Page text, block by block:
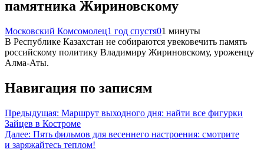
памятника Жириновскому
Московский Комсомолец1 год спустя01 минуты
В Республике Казахстан не собираются увековечить память
российскому политику Владимиру Жириновскому, уроженцу
Алма-Аты.
Навигация по записям
Предыдущая: Маршрут выходного дня: найти все фигурки
Зайцев в Костроме
Далее: Пять фильмов для весеннего настроения: смотрите
и заряжайтесь теплом!